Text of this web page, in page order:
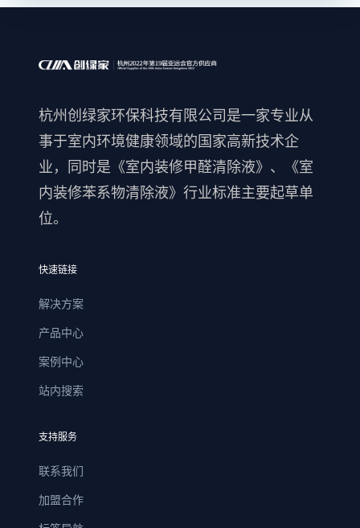
杭州创绿家环保科技有限公司是一家专业从
事于室内环境健康领域的国家高新技术企
业，同时是《室内装修甲醛清除液》、《室
内装修苯系物清除液》行业标准主要起草单
位。
快速链接
解决方案
产品中心
案例中心
站内搜索
支持服务
联系我们
加盟合作